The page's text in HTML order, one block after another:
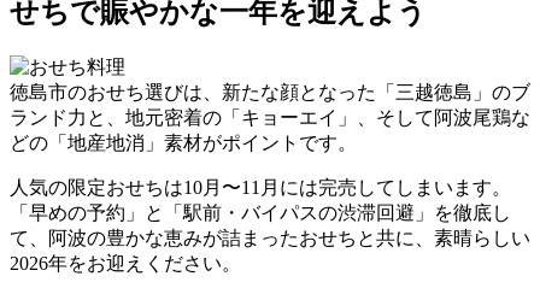
せちで賑やかな一年を迎えよう
徳島市のおせち選びは、新たな顔となった「三越徳島」のブ
ランド力と、地元密着の「キョーエイ」、そして阿波尾鶏な
どの「地産地消」素材がポイントです。
人気の限定おせちは10月〜11月には完売してしまいます。
「早めの予約」と「駅前・バイパスの渋滞回避」
を徹底し
て、阿波の豊かな恵みが詰まったおせちと共に、素晴らしい
2026年をお迎えください。